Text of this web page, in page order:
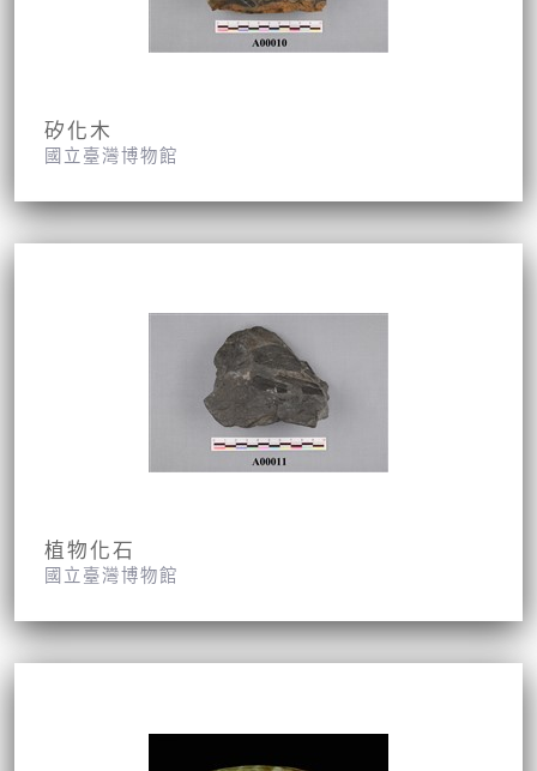
矽化木
國立臺灣博物館
植物化石
國立臺灣博物館